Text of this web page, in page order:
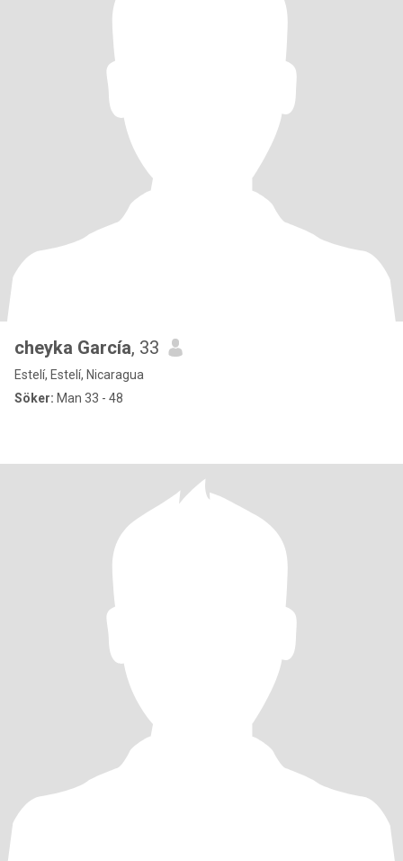
cheyka García, 33
Estelí, Estelí, Nicaragua
Söker: Man 33 - 48